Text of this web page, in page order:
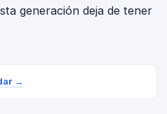
generación deja de tener
→